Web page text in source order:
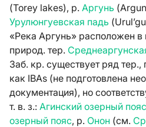
(Torey lakes), р. Аргунь
Урулюнгуевская падь
«Река Аргунь» расположен в
природ. тер.
Заб. кр. существует ряд
как IBAs (не подготовлена
документация), но
т. в. з.: Агинский озерный пояс
озерный пояс, р. Онон (см.